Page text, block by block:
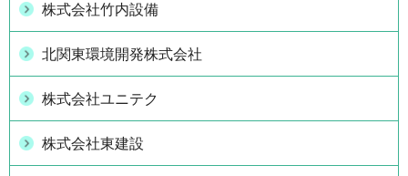
株式会社竹内設備
北関東環境開発株式会社
株式会社ユニテク
株式会社東建設